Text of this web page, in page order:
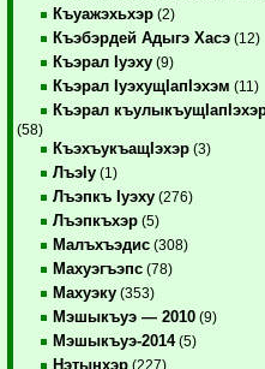
Къуажэхьхэр (2)
Къэбэрдей Адыгэ Хасэ (12)
Къэрал Iуэху (9)
Къэрал IуэхущIапIэхэм (11)
Къэрал
(58)
КъэхъукъащIэхэр (3)
ЛъэIу (1)
Лъэпкъ Iуэху (276)
Лъэпкъхэр (5)
Малъхъэдис (308)
Махуэгъэпс (78)
Махуэку (353)
Мэшыкъуэ — 2010 (9)
Мэшыкъуэ-2014(5)
Нэтынхэр (227)